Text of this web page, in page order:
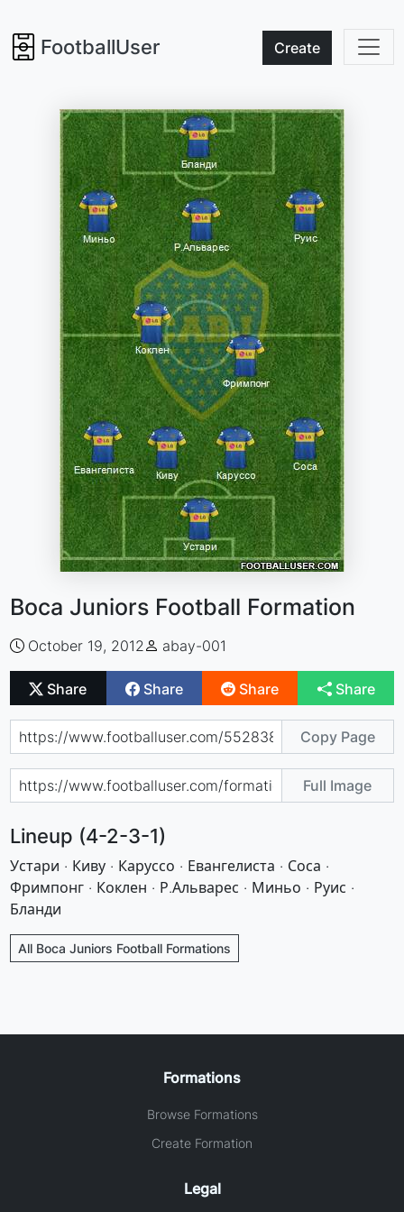
FootballUser Create
Boca Juniors Football Formation
October 19, 2012 abay-001
Share Share Share Share
Copy Page
Full Image
Lineup (4-2-3-1)
Устари · Киву · Каруссо · Евангелиста · Соса ·
Фримпонг · Коклен · Р.Альварес · Миньо · Руис ·
Бланди
All Boca Juniors Football Formations
Formations
Browse Formations
Create Formation
Legal